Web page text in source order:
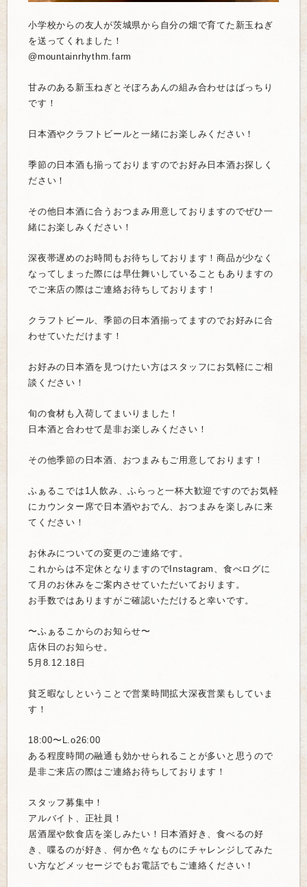
小学校からの友人が茨城県から自分の畑で育てた新玉ねぎ
を送って くれました！
@mountainrhythm.farm
甘みのある新玉ねぎとそぼろあんの組み合わせはばっちり
です！
日本酒やクラフトビールと一緒にお楽しみください！
季節の日本酒も揃っておりますのでお好み日本酒お探しく
ださい！
その他日本酒に合うおつまみ用意しておりますのでぜひ一
緒にお楽 しみください！
深夜帯遅めのお時間もお待ちしております！商品が少なく
なってし まった際には早仕舞いしていることもありますの
でご来店の際はご連絡お待ちしております！
クラフトビール、季節の日本酒揃ってますのでお好みに合
わせていただけます！
お好みの日本酒を見つけたい方はスタッフにお気軽にご相
談くださ い！
旬の食材も入荷してまいりました！
日本酒と合わせて是非お楽しみください！
その他季節の日本酒、おつまみもご用意しております！
ふぁるこでは1人飲み、ふらっと一杯大歓迎ですのでお気軽
にカウ ンター席で日本酒やおでん、おつまみを楽しみに来
てください！
お休みについての変更のご連絡です。
これからは不定休となりますのでInstagram、食べログに
て月のお休みをご案内させていただいております。
お手数ではありますがご確認いただけると幸いです。
〜ふぁるこからのお知らせ〜
店休日のお知らせ。
5月8.12.18日
貧乏暇なしということで営業時間拡大深夜営業もしていま
す！
18:00〜L.o26:00
ある程度時間の融通も効かせられることが多いと思うので
是非ご来店の際はご連絡お待ちしております！
スタッフ募集中！
アルバイト、正社員！
居酒屋や飲食店を楽しみたい！日本酒好き、食べるの好
き、喋るのが好き、何か色々なものにチャレンジしてみた
い方などメッセージでもお電話でもご連絡ください！